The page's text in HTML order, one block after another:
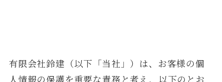
有限会社鈴建（以下「当社」）は、お客様の個
人情報の保護を重要な責務と考え、以下のとお